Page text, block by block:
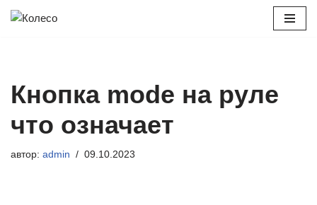
Кнопка mode на руле
что означает
автор: admin 09.10.2023